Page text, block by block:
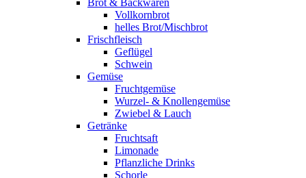
Brot & Backwaren
Vollkornbrot
helles Brot/Mischbrot
Frischfleisch
Geflügel
Schwein
Gemüse
Fruchtgemüse
Wurzel- & Knollengemüse
Zwiebel & Lauch
Getränke
Fruchtsaft
Limonade
Pflanzliche Drinks
Schorle